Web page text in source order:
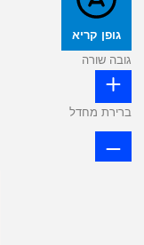
גופן קריא
גובה שורה
ברירת מחדל